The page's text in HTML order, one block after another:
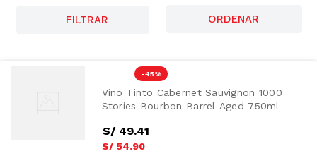
FILTRAR
-45 %
Vino Tinto Cabernet Sauvignon 1000
Stories Bourbon Barrel Aged 750ml
S/ 49.41
S/ 54.90